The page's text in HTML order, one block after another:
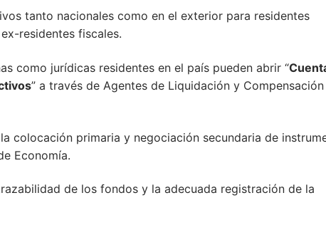
tanto nacionales como en el exterior para residentes
residentes fiscales.
como jurídicas residentes en el país pueden abrir “
” a través de Agentes de Liquidación y Compensación
colocación primaria y negociación secundaria de
Economía.
de los fondos y la adecuada registración de la